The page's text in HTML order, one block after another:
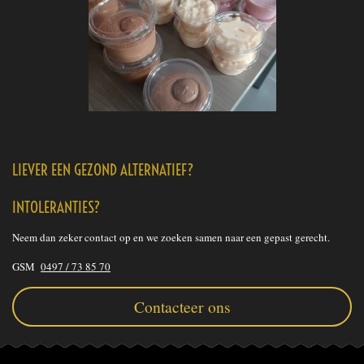
LIEVER EEN GEZOND ALTERNATIEF?
INTOLERANTIES?
Neem dan zeker contact op en we zoeken samen naar een gepast gerecht.
GSM 0497 / 73 85 70
Contacteer ons